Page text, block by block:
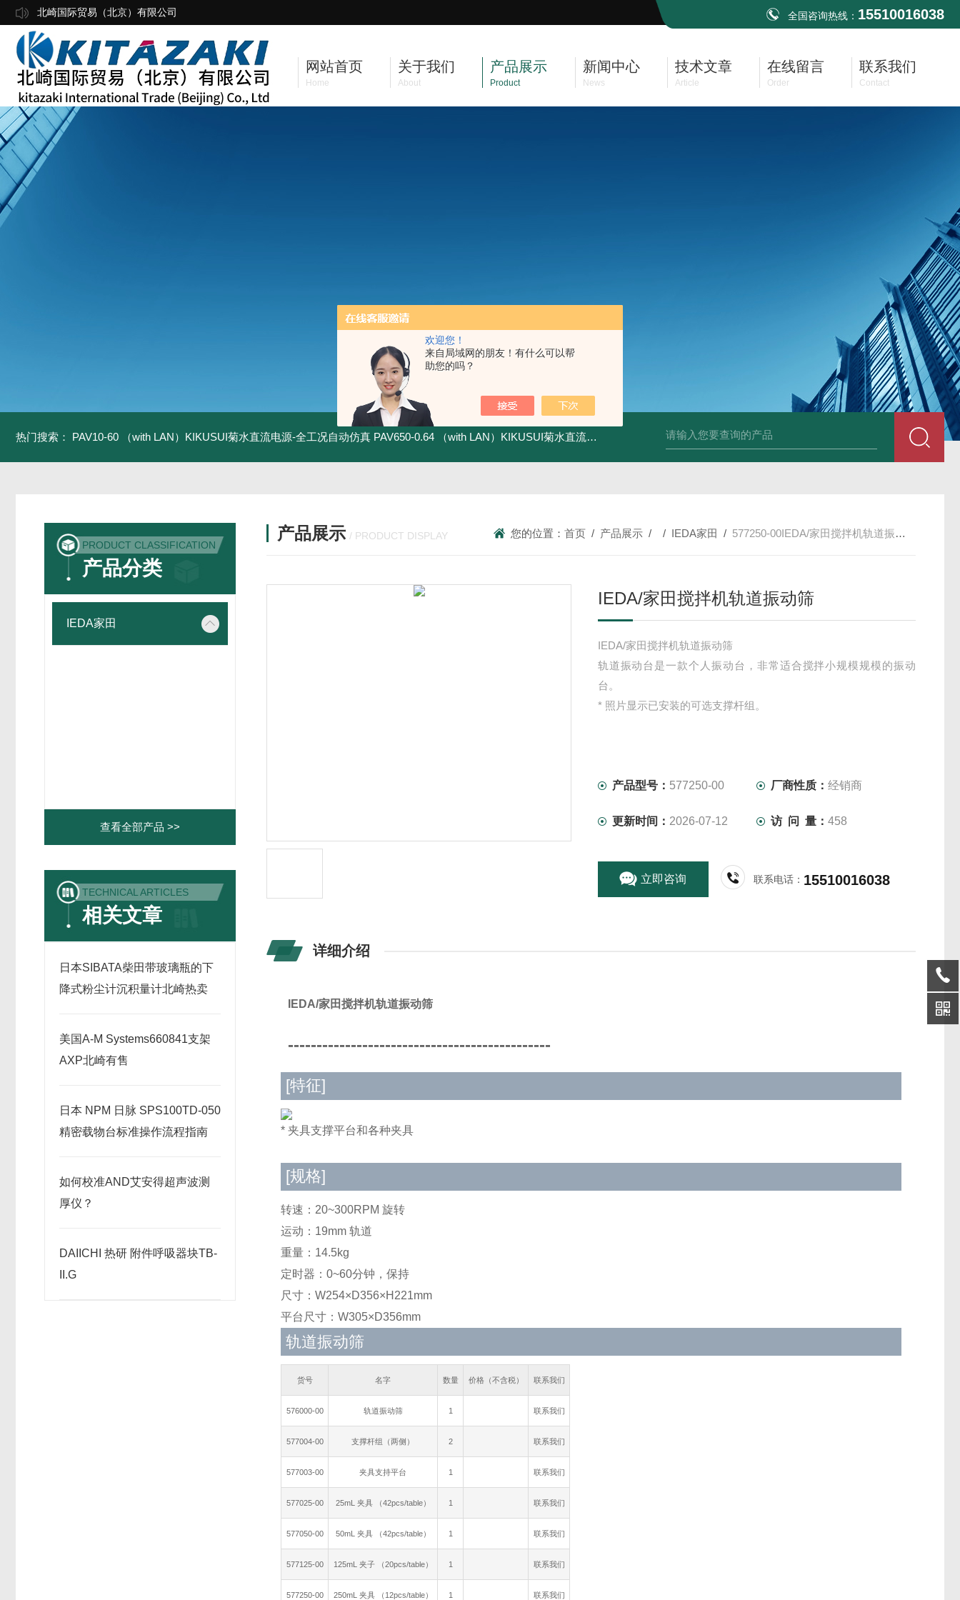
欢迎您！
来自局域网的朋友！有什么可以帮
助您的吗？
北崎国际贸易（北京）有限公司 全国咨询热线： 15510016038
网站首页
Home
关于我们
About
产品展示
Product
新闻中心
News
技术文章
Article
在线留言
Order
联系我们
Contact
热门搜索： PAV10-60 （with LAN）KIKUSUI菊水直流电源-全工况自动仿真 PAV650-0.64 （with LAN）KIKUSUI菊水直流电源-四象限节能测试 PAV320-1.3 （with LAN）KIKUSUI菊水直流电源-故障快
PRODUCT CLASSIFICATION
产品分类
IEDA家田
查看全部产品 >>
TECHNICAL ARTICLES
相关文章
日本SIBATA柴田带玻璃瓶的下
降式粉尘计沉积量计北崎热卖
美国A-M Systems660841支架
AXP北崎有售
日本 NPM 日脉 SPS100TD-050
精密载物台标准操作流程指南
如何校准AND艾安得超声波测
厚仪？
DAIICHI 热研 附件呼吸器块TB-
II.G
产品展示 / PRODUCT DISPLAY 您的位置：首页 / 产品展示 / / IEDA家田 / 577250-00IEDA/家田搅拌机轨道振动筛
IEDA/家田搅拌机轨道振动筛
IEDA/家田搅拌机轨道振动筛
轨道振动台是一款个人振动台，非常适合搅拌小规模规模的振动
台。
* 照片显示已安装的可选支撑杆组。
产品型号： 577250-00 厂商性质：经销商
更新时间： 2026-07-12 访 问 量：458
立即咨询 联系电话： 15510016038
详细介绍
IEDA/家田搅拌机轨道振动筛
----------------------------------------------
[特征]
* 夹具支撑平台和各种夹具
[规格]
转速：20~300RPM 旋转
运动：19mm 轨道
重量：14.5kg
定时器：0~60分钟，保持
尺寸：W254×D356×H221mm
平台尺寸：W305×D356mm
轨道振动筛
货号 名字 数量 价格（不含税） 联系我们
576000-00 轨道振动筛 1 联系我们
577004-00 支撑杆组（两侧） 2 联系我们
577003-00 夹具支持平台 1 联系我们
577025-00 25mL 夹具 （42pcs/table） 1 联系我们
577050-00 50mL 夹具 （42pcs/table） 1 联系我们
577125-00 125mL 夹子 （20pcs/table） 1 联系我们
577250-00 250mL 夹具 （12pcs/table） 1 联系我们